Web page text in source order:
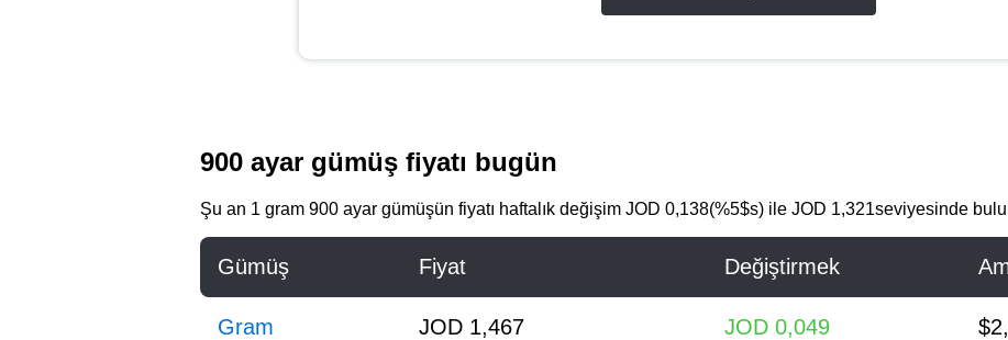
900 ayar gümüş fiyatı bugün
Şu an 1 gram 900 ayar gümüşün fiyatı haftalık değişim JOD 0,138(%5$s) ile JOD 1,321seviyesinde
Gümüş Fiyat Değiştirmek
Gram JOD 1,467 JOD 0,049